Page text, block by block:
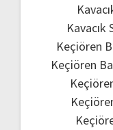
Kavacık
Keçiören
Keçiören